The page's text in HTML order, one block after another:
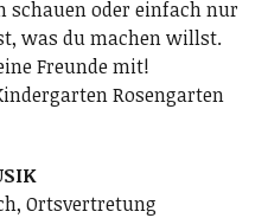
schauen oder einfach nur
was du machen willst.
Freunde mit!
Rosengarten
Ortsvertretung